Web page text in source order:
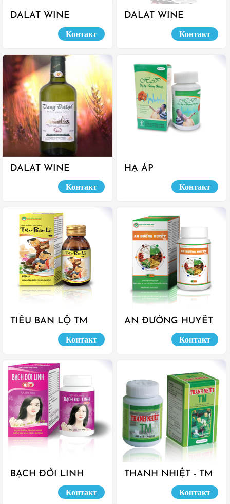
DALAT WINE
EXCELLENCE
(WHITE & RED)
Контакт
DALAT WINE
(WHITE & RED)
Контакт
DALAT WINE
EXPORT (WHITE &
Контакт
HẠ ÁP
Контакт
TIÊU BAN LỘ TM
Контакт
AN ĐƯỜNG HUYẾT
Контакт
BẠCH ĐỚI LINH
Контакт
THANH NHIỆT - TM
Контакт